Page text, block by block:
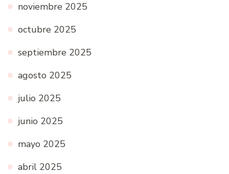
noviembre 2025
octubre 2025
septiembre 2025
agosto 2025
julio 2025
junio 2025
mayo 2025
abril 2025